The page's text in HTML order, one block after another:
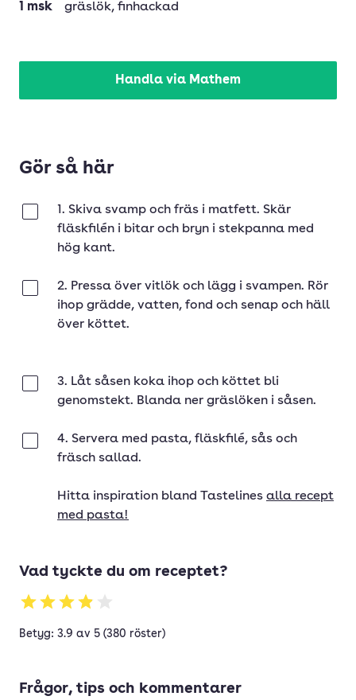
1 msk gräslök, finhackad
Handla via Mathem
Gör så här
1. Skiva svamp och fräs i matfett. Skär
fläskfilén i bitar och bryn i stekpanna med
hög kant.
2. Pressa över vitlök och lägg i svampen. Rör
ihop grädde, vatten, fond och senap och häll
över köttet.
3. Låt såsen koka ihop och köttet bli
genomstekt. Blanda ner gräslöken i såsen.
4. Servera med pasta, fläskfilé, sås och
fräsch sallad.
Hitta inspiration bland Tastelines alla recept
med pasta!
Vad tyckte du om receptet?
Betyg: 3.9 av 5 (380 röster)
Frågor, tips och kommentarer